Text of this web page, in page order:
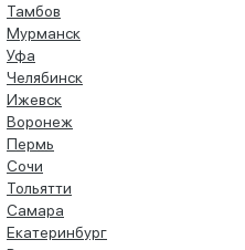
Тамбов
Мурманск
Уфа
Челябинск
Ижевск
Воронеж
Пермь
Сочи
Тольятти
Самара
Екатеринбург